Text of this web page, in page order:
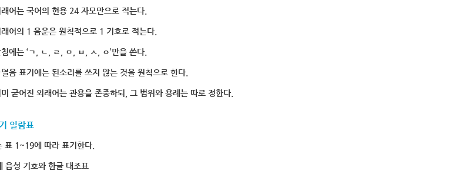
어는 국어의 현용 24 자모만으로 적는다.
어의 1 음운은 원칙적으로 1 기호로 적는다.
침에는 ‘ㄱ, ㄴ, ㄹ, ㅁ, ㅂ, ㅅ, ㅇ’만을 쓴다.
음 표기에는 된소리를 쓰지 않는 것을 원칙으로 한다.
미 굳어진 외래어는 관용을 존중하되, 그 범위와 용례는 따로 정한다.
일람표
표 1~19에 따라 표기한다.
음성 기호와 한글 대조표